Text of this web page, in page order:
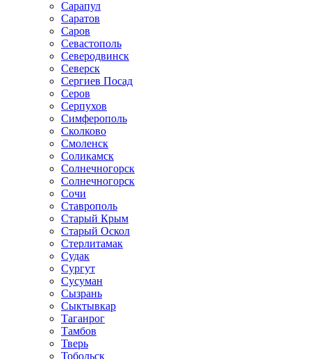
Сарапул
Саратов
Саров
Севастополь
Северодвинск
Северск
Сергиев Посад
Серов
Серпухов
Симферополь
Сколково
Смоленск
Соликамск
Солнечногорск
Солнечногорск
Сочи
Ставрополь
Старый Крым
Старый Оскол
Стерлитамак
Судак
Сургут
Сусуман
Сызрань
Сыктывкар
Таганрог
Тамбов
Тверь
Тобольск